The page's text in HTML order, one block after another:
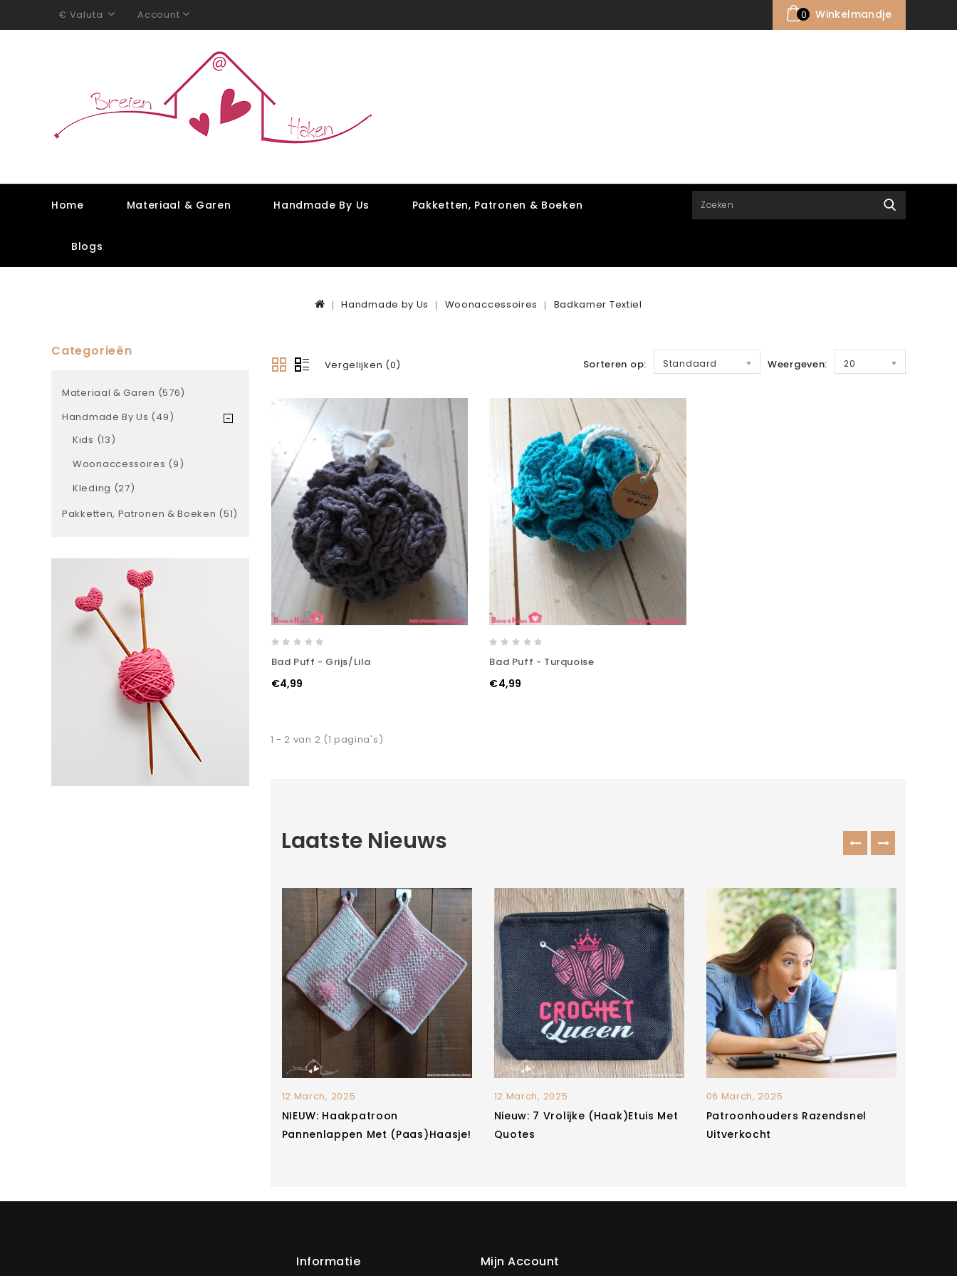
€ Valuta Account Winkelmandje
0
Home Materiaal & Garen Handmade By Us Pakketten, Patronen & Boeken
Blogs
Handmade by Us Woonaccessoires Badkamer Textiel
Categorieën
Materiaal & Garen (576)
Handmade By Us (49)
Kids (13)
Woonaccessoires (9)
Kleding (27)
Pakketten, Patronen & Boeken (51)
Vergelijken (0) Sorteren op: Standaard Weergeven: 20
Bad Puff - Grijs/Lila
€4,99
Bad Puff - Turquoise
€4,99
1 - 2 van 2 (1 pagina's)
Laatste Nieuws
12 March, 2025
NIEUW: Haakpatroon
Pannenlappen Met (paas)haasje!
12 March, 2025
Nieuw: 7 Vrolijke (haak)etuis Met
Quotes
06 March, 2025
Patroonhouders Razendsnel
Uitverkocht
Informatie Mijn Account